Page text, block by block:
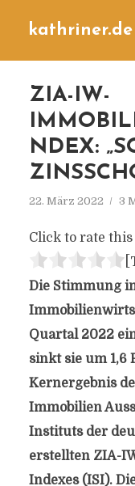
kathriner.de
ZIA-IW-
NDEX:
22. März 2022 3
Click to rate this
Die Stimmung
Quartal 2022
sinkt sie um 1,6
Kernergebnis
Immobilien
Instituts der
erstellten ZIA-
Indexes (ISI).